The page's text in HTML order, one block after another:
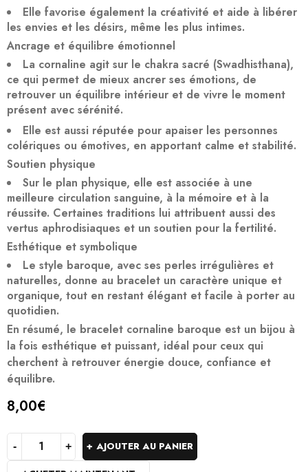
Elle favorise également la créativité et aide à libérer
les envies et les désirs, même les plus intimes.
Ancrage et équilibre émotionnel
La cornaline agit sur le chakra sacré (Swadhisthana),
ce qui permet de mieux ancrer ses émotions, de
retrouver un équilibre intérieur et de vivre le moment
présent avec sérénité.
Elle est aussi réputée pour apaiser les personnes
colériques ou émotives, en apportant calme et stabilité.
Soutien physique
Sur le plan physique, elle est associée à une
meilleure circulation sanguine, à la mémoire et à la
réussite. Certaines traditions lui attribuent aussi des
vertus aphrodisiaques et un soutien pour la fertilité.
Esthétique et symbolique
Le style baroque, avec ses perles irrégulières et
naturelles, donne au bracelet un caractère unique et
organique, tout en restant élégant et facile à porter au
quotidien.
En résumé, le bracelet cornaline baroque est un bijou à
la fois esthétique et puissant, idéal pour ceux qui
cherchent à retrouver énergie douce, confiance et
équilibre.
8,00€
AJOUTER AU PANIER